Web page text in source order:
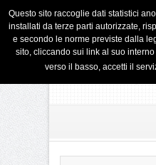
Questo sito raccoglie dati statistici
installati da terze parti autorizzate,
e secondo le norme previste dalla
sito, cliccando sui link al suo
verso il basso, accetti il